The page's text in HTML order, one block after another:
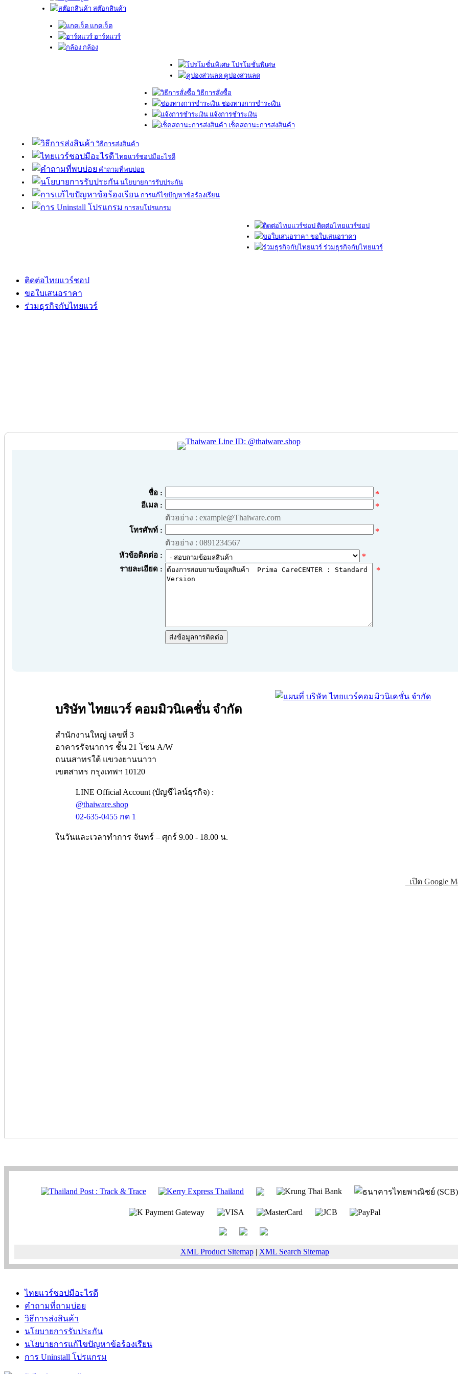
สต๊อกสินค้า
แกดเจ็ต
ฮาร์ดแวร์
กล้อง
โปรโมชั่นพิเศษ
คูปองส่วนลด
วิธีการสั่งซื้อ
ช่องทางการชำระเงิน
แจ้งการชำระเงิน
เช็คสถานะการส่งสินค้า
วิธีการส่งสินค้า
ไทยแวร์ชอปมีอะไรดี
คำถามที่พบบ่อย
นโยบายการรับประกัน
การแก้ไขปัญหาข้อร้องเรียน
การลบโปรแกรม
ติดต่อไทยแวร์ชอป
ขอใบเสนอราคา
ร่วมธุรกิจกับไทยแวร์
ติดต่อไทยแวร์ชอป
ขอใบเสนอราคา
ร่วมธุรกิจกับไทยแวร์
ชื่อ : *
อีเมล :
*
ตัวอย่าง : example@Thaiware.com
โทรศัพท์ :
*
ตัวอย่าง : 0891234567
หัวข้อติดต่อ : *
รายละเอียด : *
บริษัท ไทยแวร์ คอมมิวนิเคชั่น จำกัด
สำนักงานใหญ่ เลขที่ 3
อาคารรัจนาการ ชั้น 21 โซน A/W
ถนนสาทรใต้ แขวงยานนาวา
เขตสาทร กรุงเทพฯ 10120
LINE Official Account (บัญชีไลน์ธุรกิจ) :
@thaiware.shop
02-635-0455 กด 1
ในวันและเวลาทำการ จันทร์ – ศุกร์ 9.00 - 18.00 น.
เปิด Google
XML Product Sitemap| XML Search Sitemap
ไทยแวร์ชอปมีอะไรดี
คำถามที่ถามบ่อย
วิธีการส่งสินค้า
นโยบายการรับประกัน
นโยบายการแก้ไขปัญหาข้อร้องเรียน
การ Uninstall โปรแกรม